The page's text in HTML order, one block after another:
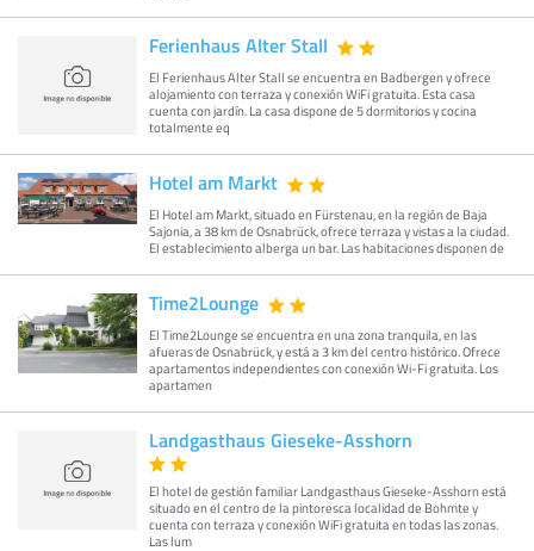
Ferienhaus Alter Stall
El Ferienhaus Alter Stall se encuentra en Badbergen y ofrece
alojamiento con terraza y conexión WiFi gratuita. Esta casa
cuenta con jardín. La casa dispone de 5 dormitorios y cocina
totalmente eq
Hotel am Markt
El Hotel am Markt, situado en Fürstenau, en la región de Baja
Sajonia, a 38 km de Osnabrück, ofrece terraza y vistas a la ciudad.
El establecimiento alberga un bar. Las habitaciones disponen de
Time2Lounge
El Time2Lounge se encuentra en una zona tranquila, en las
afueras de Osnabrück, y está a 3 km del centro histórico. Ofrece
apartamentos independientes con conexión Wi-Fi gratuita. Los
apartamen
Landgasthaus Gieseke-Asshorn
El hotel de gestión familiar Landgasthaus Gieseke-Asshorn está
situado en el centro de la pintoresca localidad de Bohmte y
cuenta con terraza y conexión WiFi gratuita en todas las zonas.
Las lum